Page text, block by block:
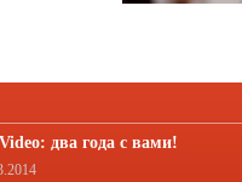
два года с вами!